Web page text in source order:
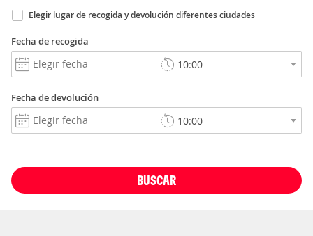
Elegir lugar de recogida y devolución diferentes ciudades
Fecha de recogida
Fecha de devolución
BUSCAR